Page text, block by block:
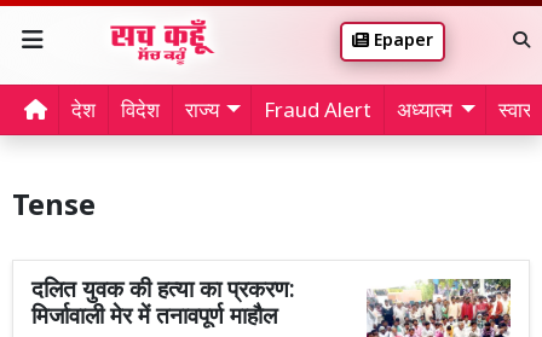
Epaper
देश विदेश राज्य Fraud Alert अध्यात्म
Tense
दलित युवक की हत्या का प्रकरण:
मिर्जावाली मेर में तनावपूर्ण माहौल